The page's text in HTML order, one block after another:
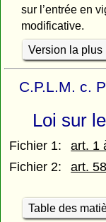
sur l’entrée en
modificative.
Version la plus
C.P.L.M. c.
Loi sur
Fichier 1:
art. 1
Fichier 2:
art.
Table des